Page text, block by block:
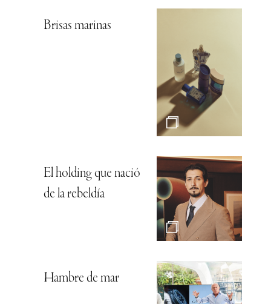
Brisas marinas
El holding que nació
de la rebeldía
Hambre de mar